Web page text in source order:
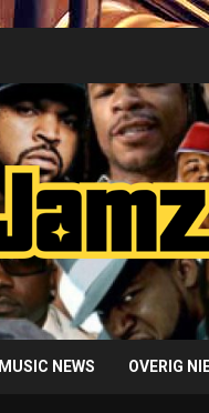
MUSIC NEWS OVERIG